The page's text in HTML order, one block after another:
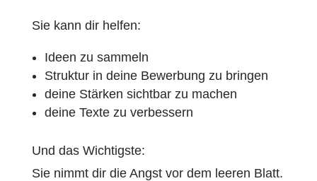
Sie kann dir helfen:
Ideen zu sammeln
Struktur in deine Bewerbung zu bringen
deine Stärken sichtbar zu machen
deine Texte zu verbessern
Und das Wichtigste:
Sie nimmt dir die Angst vor dem leeren Blatt.